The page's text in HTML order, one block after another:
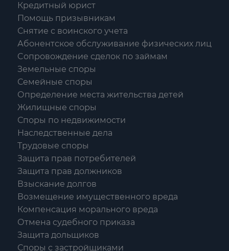
Кредитный юрист
Помощь призывникам
Снятие с воинского учета
Абонентское обслуживание физических лиц
Cопровождение сделок по займам
Земельные споры
Семейные споры
Определение места жительства детей
Жилищные споры
Споры по недвижимости
Наследственные дела
Трудовые споры
Защита прав потребителей
Защита прав должников
Взыскание долгов
Возмещение имущественного вреда
Компенсация морального вреда
Отмена судебного приказа
Защита дольщиков
Споры с застройщиками